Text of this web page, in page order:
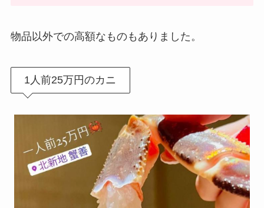
物品以外での高額なものもありました。
1人前25万円のカニ